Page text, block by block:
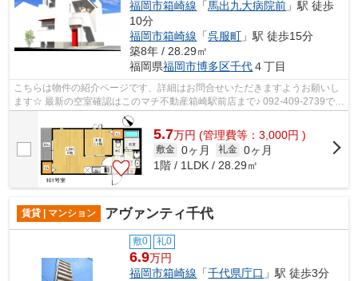
福岡市箱崎線 「馬出九大病院前 」駅 徒歩
10分
福岡市箱崎線 「呉服町 」駅 徒歩15分
築8年 / 28.29㎡
福岡県福岡市博多区千代４丁目
こちらは物件の紹介ページです、詳細はお問合せいただきますようお願いし
ます☆ 最新の空室確認はこのマチ不動産箱崎駅前店まで♪ 092-409-2739で
す！迅速に対応致します！！！！！♪
5.7万円 (管理費等：3,000円 )
敷金 0ヶ月 礼金 0ヶ月
1階 / 1LDK / 28.29㎡
賃貸 | マンション アヴァンティ千代
敷0 礼0
6.9万円
福岡市箱崎線 「千代県庁口 」駅 徒歩3分